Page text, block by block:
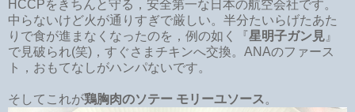
HCCPをきちんと守る，安全第一な日本の航空会社です。
中らないけど火が通りすぎで厳しい。半分たいらげたあた
りで食が進まなくなったのを，例の如く『星明子ガン見 』
で見破られ(笑)，すぐさまチキンへ交換。ANAのファース
ト，おもてなしがハンパないです。
そしてこれが鶏胸肉のソテー モリーユソース 。